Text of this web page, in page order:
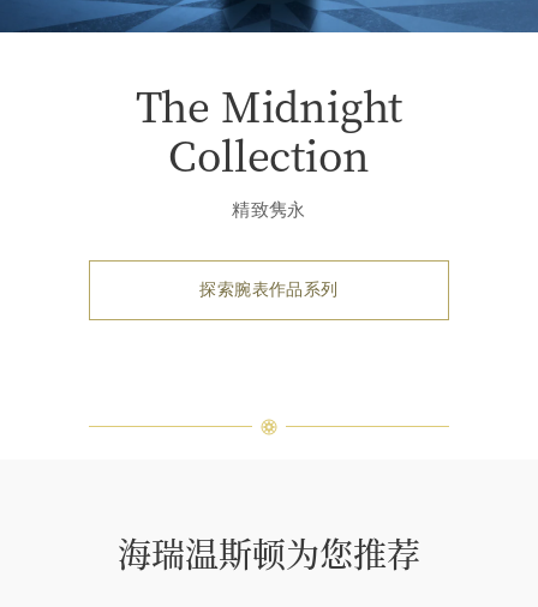
The Midnight
Collection
精致隽永
探索腕表作品系列
海瑞温斯顿为您推荐